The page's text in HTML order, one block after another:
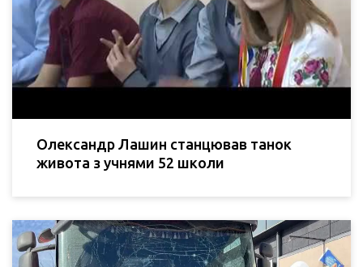
Олександр Лашин станцював танок
живота з учнями 52 школи